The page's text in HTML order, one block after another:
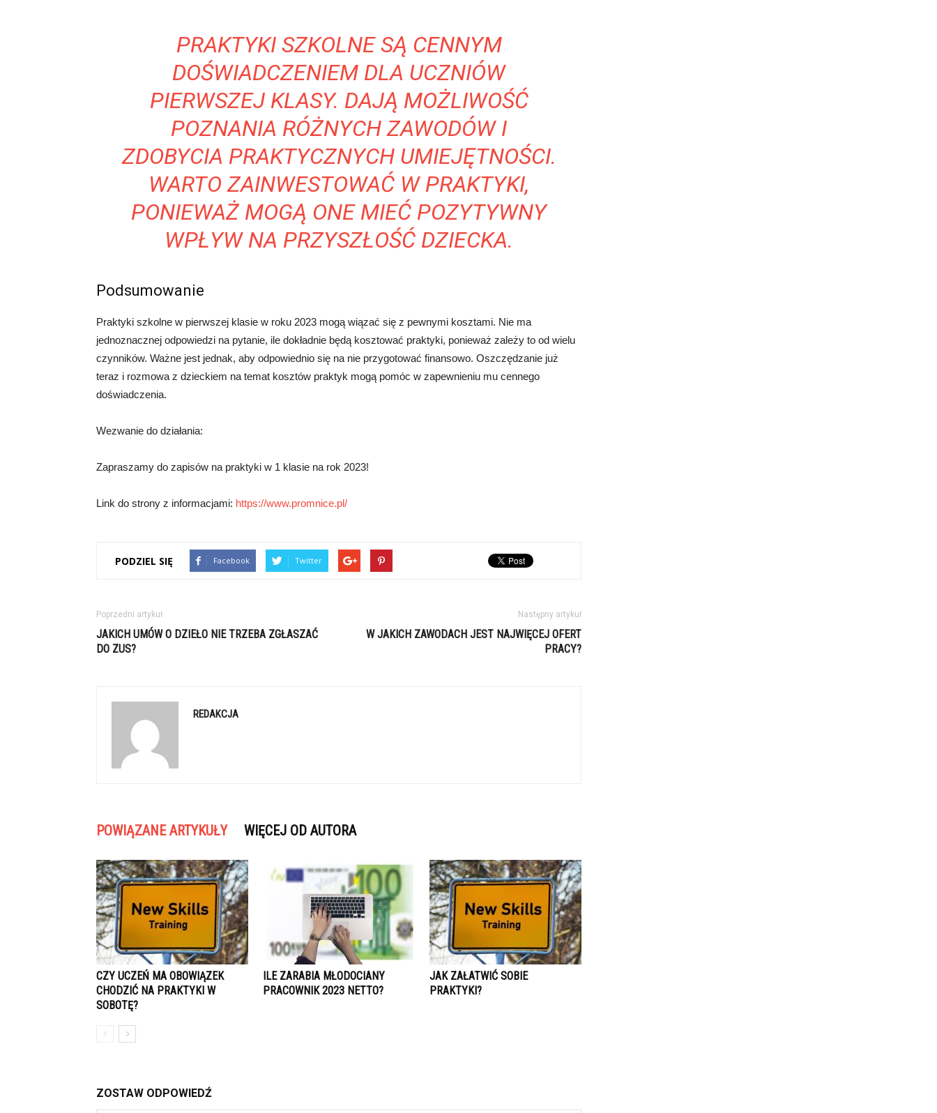
PRAKTYKI SZKOLNE SĄ CENNYM
DOŚWIADCZENIEM DLA UCZNIÓW
PIERWSZEJ KLASY. DAJĄ MOŻLIWOŚĆ
POZNANIA RÓŻNYCH ZAWODÓW I
ZDOBYCIA PRAKTYCZNYCH UMIEJĘTNOŚCI.
WARTO ZAINWESTOWAĆ W PRAKTYKI,
PONIEWAŻ MOGĄ ONE MIEĆ POZYTYWNY
WPŁYW NA PRZYSZŁOŚĆ DZIECKA.
Podsumowanie
Praktyki szkolne w pierwszej klasie w roku 2023 mogą wiązać się z pewnymi kosztami. Nie ma
jednoznacznej odpowiedzi na pytanie, ile dokładnie będą kosztować praktyki, ponieważ zależy to od wielu
czynników. Ważne jest jednak, aby odpowiednio się na nie przygotować finansowo. Oszczędzanie już
teraz i rozmowa z dzieckiem na temat kosztów praktyk mogą pomóc w zapewnieniu mu cennego
doświadczenia.
Wezwanie do działania:
Zapraszamy do zapisów na praktyki w 1 klasie na rok 2023!
Link do strony z informacjami: https://www.promnice.pl/
PODZIEL SIĘ Facebook Twitter
Poprzedni artykuł
JAKICH UMÓW O DZIEŁO NIE TRZEBA ZGŁASZAĆ
DO ZUS?
Następny artykuł
W JAKICH ZAWODACH JEST NAJWIĘCEJ OFERT
PRACY?
REDAKCJA
POWIĄZANE ARTYKUŁY WIĘCEJ OD AUTORA
CZY UCZEŃ MA OBOWIĄZEK
CHODZIĆ NA PRAKTYKI W
SOBOTĘ?
ILE ZARABIA MŁODOCIANY
PRACOWNIK 2023 NETTO?
JAK ZAŁATWIĆ SOBIE
PRAKTYKI?
ZOSTAW ODPOWIEDŹ